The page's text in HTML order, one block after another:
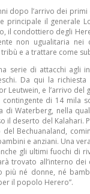
dopo l’arrivo dei
principale il generale
il condottiero degli
non ugualitaria nei
e a trattare come
serie di attacchi agli
Da qui la
Leutwein, e l’arrivo
di 14 mila
di Waterberg, nella
il deserto del Kalahari.
Bechuanaland,
e anziani. Una
gli ultimi fuochi di
trovato all’interno dei
più né donne, né
il popolo Herero”.